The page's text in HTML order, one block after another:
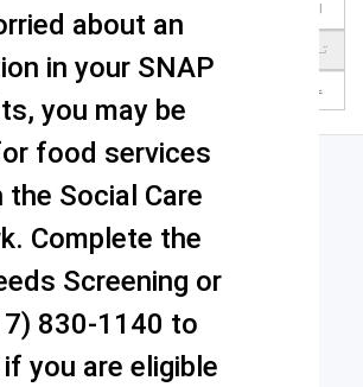
ہم سے رابطہ
اسٹیٹن آئی لینڈ
کیئر
1 ایج واٹر
اسٹیٹن جزیرہ، NY 10305
worried about an
in your SNAP
you may be
for food services
the Social Care
Complete the
Needs Screening or
(917) 830-1140 to
if you are eligible.